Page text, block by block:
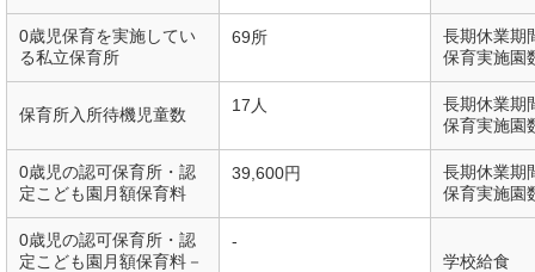
0歳児保育を実施してい
る私立保育所
69所
長期休業期
保育実施園
保育所入所待機児童数 17人
長期休業期
保育実施園
0歳児の認可保育所・認
定こども園月額保育料
39,600円
長期休業期
保育実施園
0歳児の認可保育所・認
定こども園月額保育料－
-
学校給食